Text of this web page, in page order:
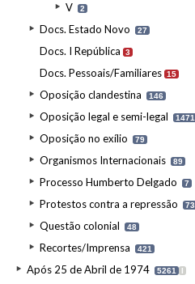
V 2
Docs. Estado Novo 27
Docs. I República 3
Docs. Pessoais/Familiares 15
Oposição clandestina 146
Oposição legal e semi-legal 1471
Oposição no exílio 79
Organismos Internacionais 89
Processo Humberto Delgado 7
Protestos contra a repressão 73
Questão colonial 48
Recortes/Imprensa 421
Após 25 de Abril de 1974 5261 I